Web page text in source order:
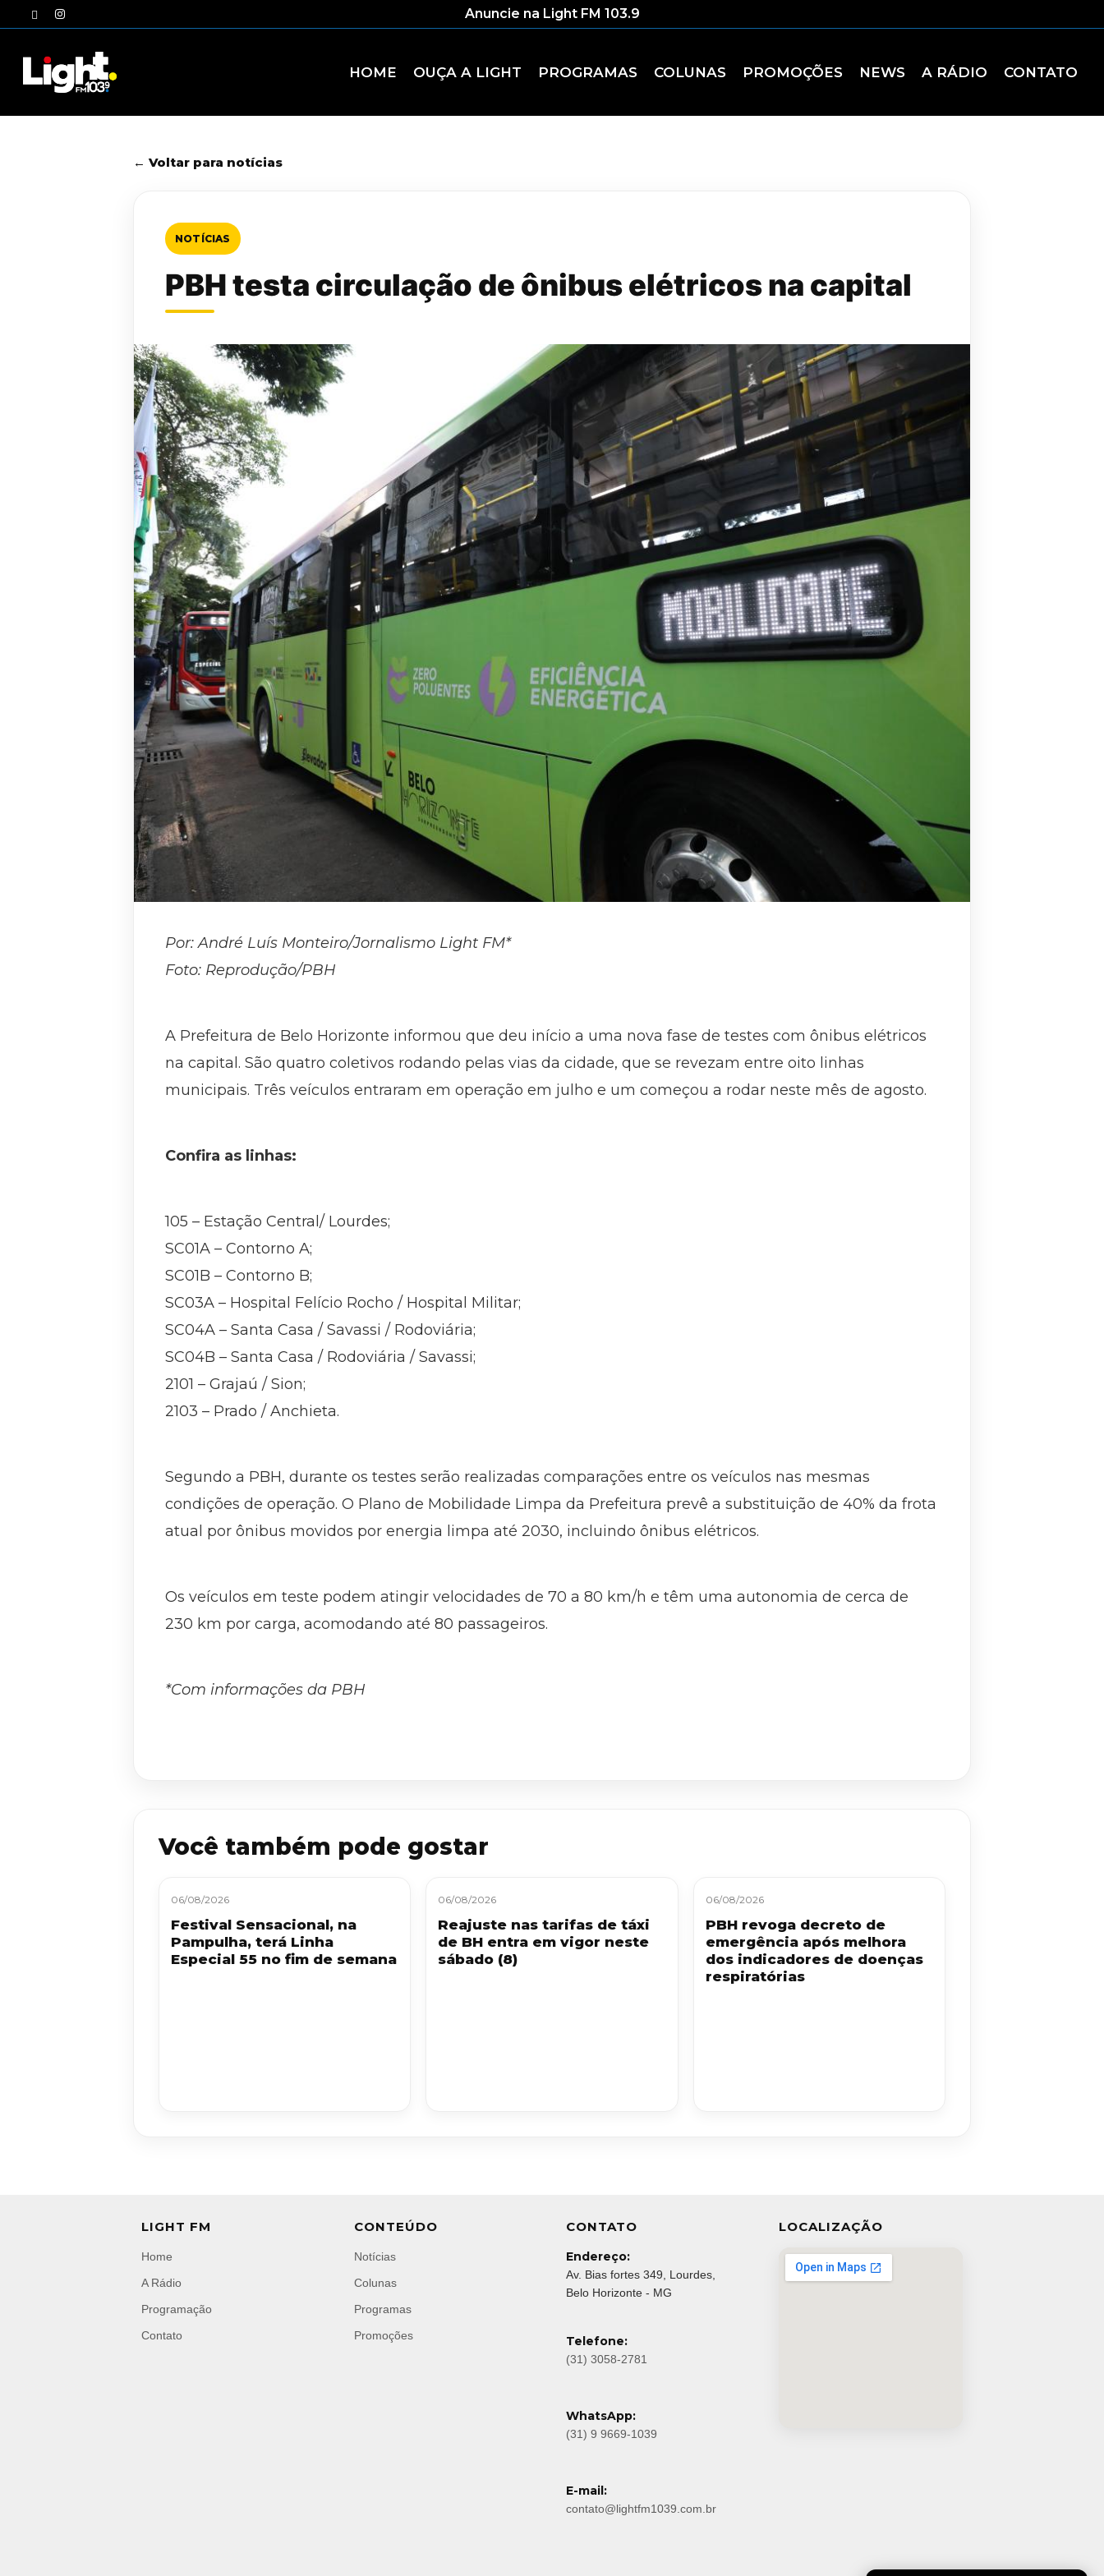
to
twitterinstagram Anuncie na Light FM 103.9
HOME OUÇA A LIGHT PROGRAMAS COLUNAS PROMOÇÕES NEWS A RÁDIO CONTATO
← Voltar para notícias
NOTÍCIAS
PBH testa circulação de ônibus elétricos na capital
Por: André Luís Monteiro/Jornalismo Light FM*
Foto: Reprodução/PBH
A Prefeitura de Belo Horizonte informou que deu início a uma nova fase de testes com ônibus elétricos
na capital. São quatro coletivos rodando pelas vias da cidade, que se revezam entre oito linhas
municipais. Três veículos entraram em operação em julho e um começou a rodar neste mês de agosto.
Confira as linhas:
105 – Estação Central/ Lourdes;
SC01A – Contorno A;
SC01B – Contorno B;
SC03A – Hospital Felício Rocho / Hospital Militar;
SC04A – Santa Casa / Savassi / Rodoviária;
SC04B – Santa Casa / Rodoviária / Savassi;
2101 – Grajaú / Sion;
2103 – Prado / Anchieta.
Segundo a PBH, durante os testes serão realizadas comparações entre os veículos nas mesmas
condições de operação. O Plano de Mobilidade Limpa da Prefeitura prevê a substituição de 40% da frota
atual por ônibus movidos por energia limpa até 2030, incluindo ônibus elétricos.
Os veículos em teste podem atingir velocidades de 70 a 80 km/h e têm uma autonomia de cerca de
230 km por carga, acomodando até 80 passageiros.
*Com informações da PBH
Você também pode gostar
06/08/2026
Festival Sensacional, na
Pampulha, terá Linha
Especial 55 no fim de semana
06/08/2026
Reajuste nas tarifas de táxi
de BH entra em vigor neste
sábado (8)
06/08/2026
PBH revoga decreto de
emergência após melhora
dos indicadores de doenças
respiratórias
LIGHT FM
Home
A Rádio
Programação
Contato
CONTEÚDO
Notícias
Colunas
Programas
Promoções
CONTATO
Endereço:
Av. Bias fortes 349, Lourdes,
Belo Horizonte - MG
Telefone:
(31) 3058-2781
WhatsApp:
(31) 9 9669-1039
E-mail:
contato@lightfm1039.com.br
LOCALIZAÇÃO